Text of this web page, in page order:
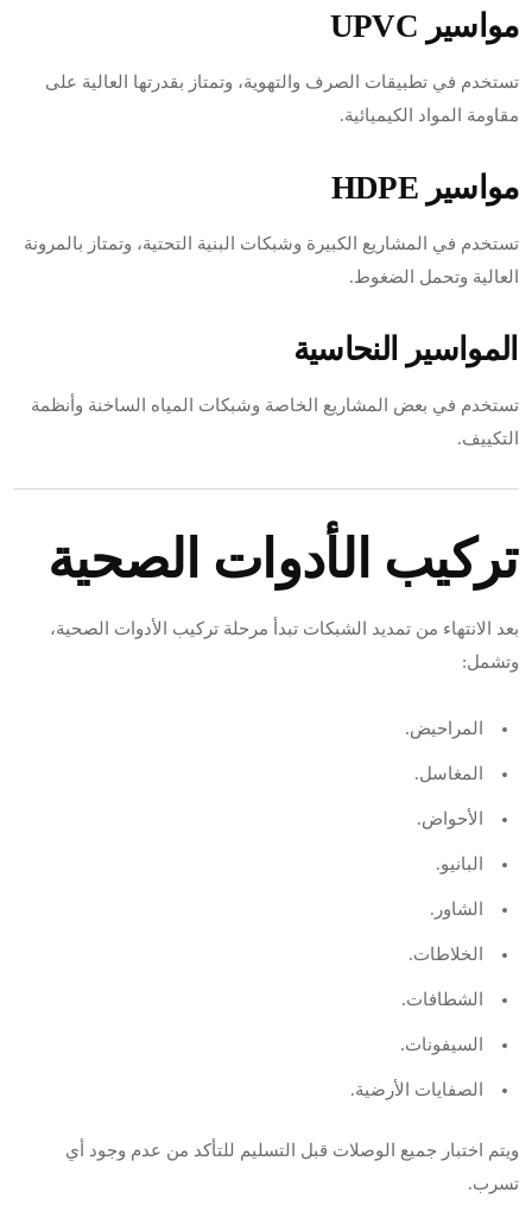
مواسير UPVC
تستخدم في تطبيقات الصرف والتهوية، وتمتاز بقدرتها العالية على
مقاومة المواد الكيميائية.
مواسير HDPE
تستخدم في المشاريع الكبيرة وشبكات البنية التحتية، وتمتاز بالمرونة
العالية وتحمل الضغوط.
المواسير النحاسية
تستخدم في بعض المشاريع الخاصة وشبكات المياه الساخنة وأنظمة
التكييف.
تركيب الأدوات الصحية
بعد الانتهاء من تمديد الشبكات تبدأ مرحلة تركيب الأدوات الصحية،
وتشمل:
المراحيض.
المغاسل.
الأحواض.
البانيو.
الشاور.
الخلاطات.
الشطافات.
السيفونات.
الصفايات الأرضية.
ويتم اختبار جميع الوصلات قبل التسليم للتأكد من عدم وجود أي
تسرب.